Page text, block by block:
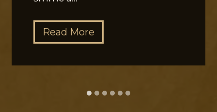
Read More
a
k
y